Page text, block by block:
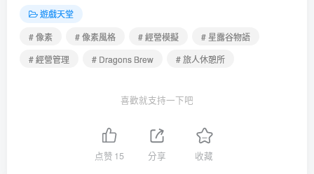
遊戲天堂
# 像素
# 像素風格 # 經營模擬
# 星露谷物語
# 經營管理
# Dragons Brew # 旅人休憩所
喜歡就支持一下吧
点赞 15 分享 收藏